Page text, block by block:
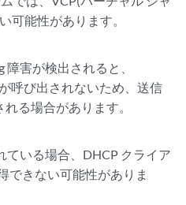
可能性があります。
害が検出されると、
呼び出されないため、送信
る場合があります。
ている場合、DHCP クライア
できない可能性がありま